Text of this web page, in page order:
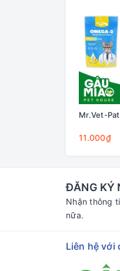
Mr.Vet-
11.000₫
ĐĂNG KÝ
Nhận thông
nữa.
Liên hệ với